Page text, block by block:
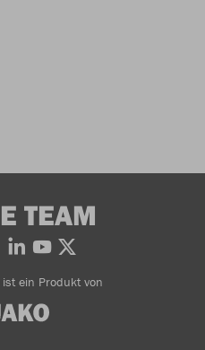
TEAM
ein Produkt von